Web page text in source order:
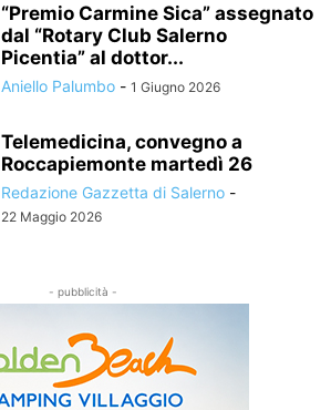
“Premio Carmine Sica” assegnato
dal “Rotary Club Salerno
Picentia” al dottor...
Aniello Palumbo - 1 Giugno 2026
Telemedicina, convegno a
Roccapiemonte martedì 26
Redazione Gazzetta di Salerno -
22 Maggio 2026
- pubblicità -